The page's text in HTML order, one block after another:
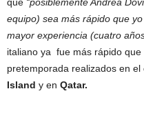
que “posiblemente Andrea
equipo) sea más rápido que
mayor experiencia (cuatro
italiano ya fue más rápido
pretemporada realizados en
Island y en Qatar.